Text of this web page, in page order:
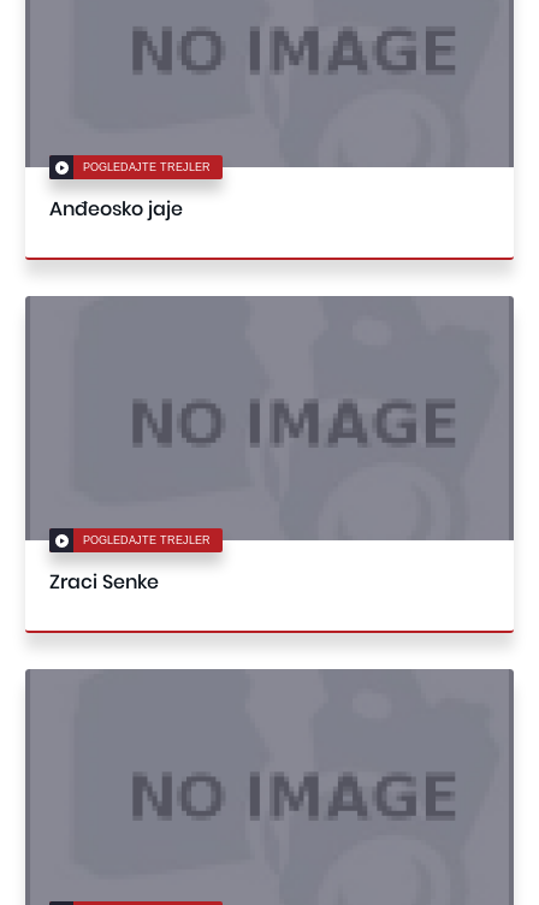
POGLEDAJTE TREJLER
Anđeosko jaje
POGLEDAJTE TREJLER
Zraci Senke